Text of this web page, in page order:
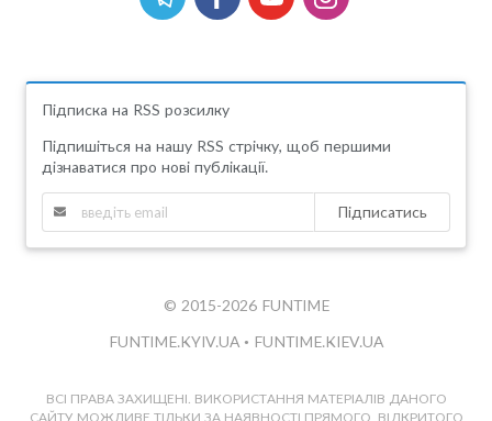
Підписка на RSS розсилку
Підпишіться на нашу RSS стрічку, щоб першими
дізнаватися про нові публікації.
Підписатись
© 2015-2026 FUNTIME
FUNTIME.KYIV.UA • FUNTIME.KIEV.UA
ВСІ ПРАВА ЗАХИЩЕНІ. ВИКОРИСТАННЯ МАТЕРІАЛІВ ДАНОГО
САЙТУ МОЖЛИВЕ ТІЛЬКИ ЗА НАЯВНОСТІ ПРЯМОГО, ВІДКРИТОГО